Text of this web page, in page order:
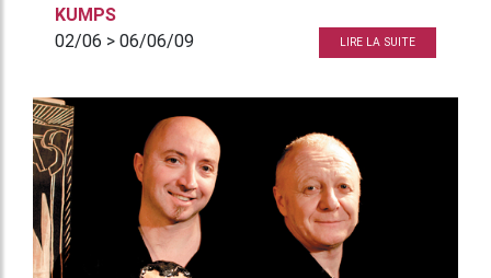
KUMPS
02/06 > 06/06/09
LIRE LA SUITE